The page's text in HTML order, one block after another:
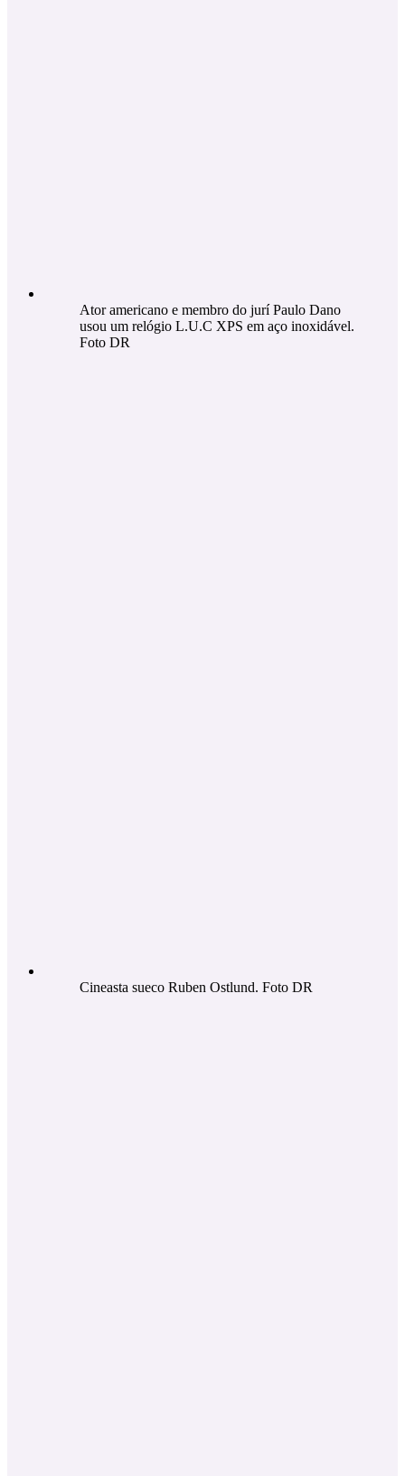
Ator americano e membro do jurí Paulo Dano
usou um relógio L.U.C XPS em aço inoxidável.
Foto DR
Cineasta sueco Ruben Ostlund. Foto DR